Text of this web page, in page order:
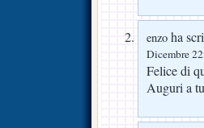
enzo ha
Dicembre
Felice di
Auguri a